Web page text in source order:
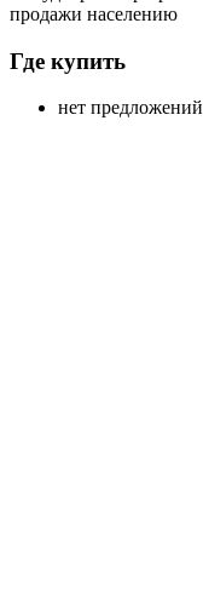
продажи населению
Где купить
нет предложений